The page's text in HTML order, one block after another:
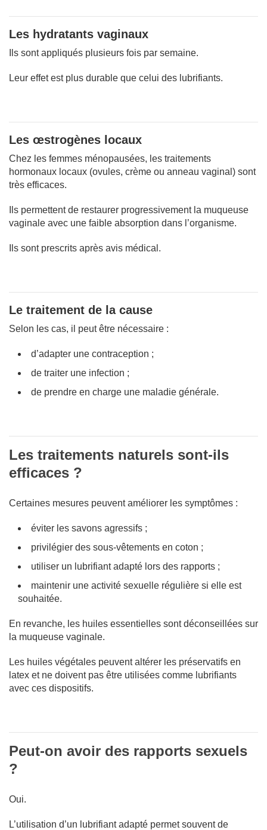
Les hydratants vaginaux
Ils sont appliqués plusieurs fois par semaine.
Leur effet est plus durable que celui des lubrifiants.
Les œstrogènes locaux
Chez les femmes ménopausées, les traitements
hormonaux locaux (ovules, crème ou anneau vaginal) sont
très efficaces.
Ils permettent de restaurer progressivement la muqueuse
vaginale avec une faible absorption dans l’organisme.
Ils sont prescrits après avis médical.
Le traitement de la cause
Selon les cas, il peut être nécessaire :
d’adapter une contraception ;
de traiter une infection ;
de prendre en charge une maladie générale.
Les traitements naturels sont-ils
efficaces ?
Certaines mesures peuvent améliorer les symptômes :
éviter les savons agressifs ;
privilégier des sous-vêtements en coton ;
utiliser un lubrifiant adapté lors des rapports ;
maintenir une activité sexuelle régulière si elle est
souhaitée.
En revanche, les huiles essentielles sont déconseillées sur
la muqueuse vaginale.
Les huiles végétales peuvent altérer les préservatifs en
latex et ne doivent pas être utilisées comme lubrifiants
avec ces dispositifs.
Peut-on avoir des rapports sexuels
?
Oui.
L’utilisation d’un lubrifiant adapté permet souvent de